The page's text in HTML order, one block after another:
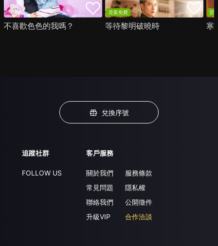
不喜歡色色的我嗎？
首集免費
等待黎明破曉時
部
寒
兌換序號
追蹤社群
FOLLOW US
客戶服務
關於我們
常見問題
聯絡我們
升級VIP
服務條款
隱私權
公開徵件
合作洽談